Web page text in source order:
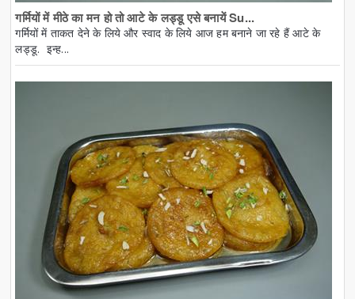
गर्मियों में मीठे का मन हो तो आटे के लड्डू एसे बनायें Su...
गर्मियों में ताकत देने के लिये और स्वाद के लिये आज हम बनाने जा रहे हैं आटे के
लड्डू. इन्ह...